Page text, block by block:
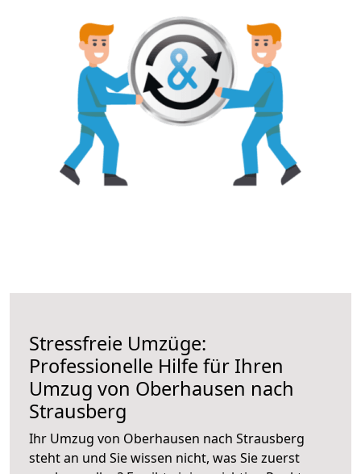
Stressfreie Umzüge:
Professionelle Hilfe für Ihren
Umzug von Oberhausen nach
Strausberg
Ihr Umzug von Oberhausen nach Strausberg
steht an und Sie wissen nicht, was Sie zuerst